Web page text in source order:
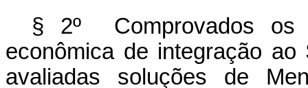
§ 2º Comprovados os
econômica de integração
avaliadas soluções de